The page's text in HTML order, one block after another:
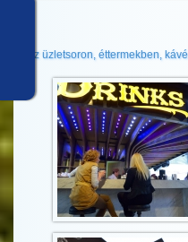
Az üzletsoron, éttermekben,